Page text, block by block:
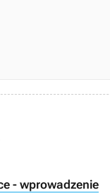
- wprowadzenie